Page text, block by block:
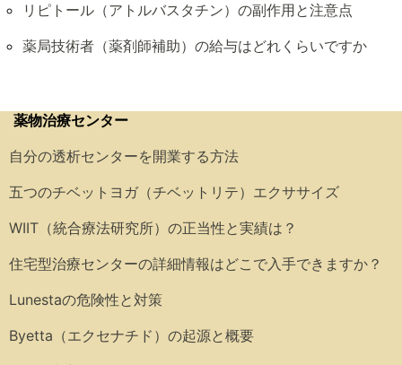
リピトール（アトルバスタチン）の副作用と注意点
薬局技術者（薬剤師補助）の給与はどれくらいですか
薬物治療センター
自分の透析センターを開業する方法
五つのチベットヨガ（チベットリテ）エクササイズ
WIIT（統合療法研究所）の正当性と実績は？
住宅型治療センターの詳細情報はどこで入手できますか？
Lunestaの危険性と対策
Byetta（エクセナチド）の起源と概要